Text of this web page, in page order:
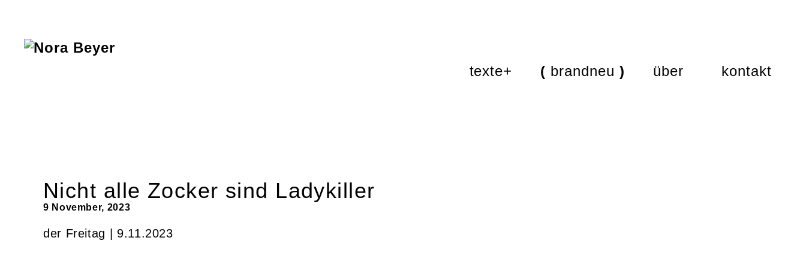
Nora
texte+ brandneu über kontakt
Nicht alle Zocker sind Ladykiller
9 November, 2023
der Freitag | 9.11.2023